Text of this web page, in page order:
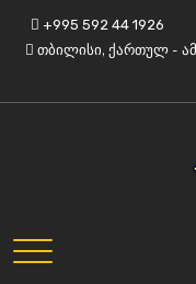
content
+995 592 44 1926
თბილისი, ქართულ -
AMTile
Always High Quality